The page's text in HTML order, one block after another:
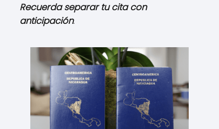
Recuerda separar tu cita con
anticipación.